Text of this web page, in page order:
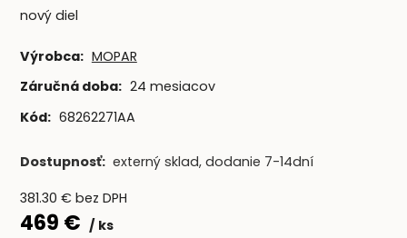
nový diel
Výrobca: MOPAR
Záručná doba: 24 mesiacov
Kód: 68262271AA
Dostupnosť: externý sklad, dodanie 7-14dní
381.30 € bez DPH
469 € ks